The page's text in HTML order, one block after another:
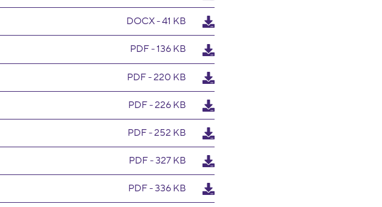
DOCX - 41 KB
PDF - 136 KB
PDF - 220 KB
PDF - 226 KB
PDF - 252 KB
PDF - 327 KB
PDF - 336 KB